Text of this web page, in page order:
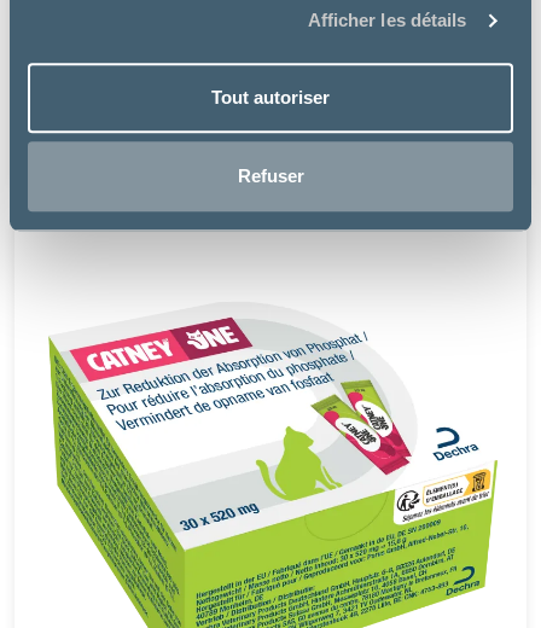
Afficher les détails
Tout autoriser
Refuser
Dechra
REDONYL ULTRA CT CN BTE 60 CAPSULES.